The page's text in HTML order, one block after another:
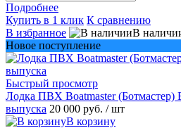
Подробнее
Купить в 1 клик К сравнению
В избранное
В
Новое поступление
Быстрый просмотр
Лодка ПВХ Boatmaster
выпуска 20 000 руб. / шт
В корзину